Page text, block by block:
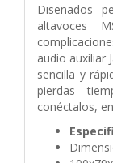
Diseñados
altavoces
audio auxiliar
sencilla y
pierdas
conéctalos,